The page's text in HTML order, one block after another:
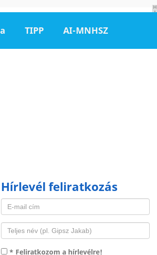
H
I
TIPP AI-MNHSZ
Hírlevél feliratkozás
* Feliratkozom a hírlevélre!